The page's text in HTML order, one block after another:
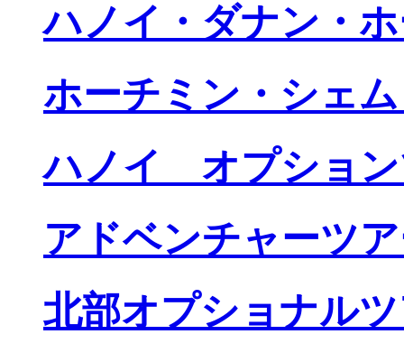
ハノイ・ダナン・
ホーチミン・シェ
ハノイ オプション
アドベンチャーツ
北部オプショナル